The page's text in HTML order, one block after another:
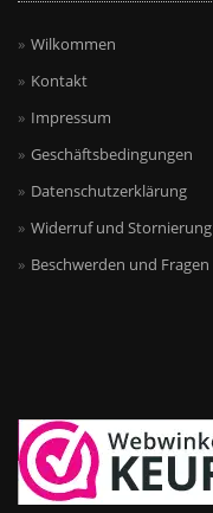
Wilkommen
Kontakt
Impressum
Geschäftsbedingungen
Datenschutzerklärung
Widerruf und Stornierung
Beschwerden und Fragen